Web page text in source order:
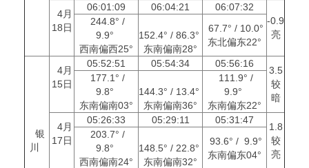
4月
18日
06:01:09 06:04:21
06:07:32
-0.9
亮
244.8° /
9.9°
西南偏西25°
152.4° / 86.3°
东南偏南28°
67.7° / 10.0°
东北偏东22°
银
川
4月
15日
05:52:51 05:54:34 05:56:16
3.5
较
暗
177.1° /
9.8°
东南偏南03°
144.3° / 13.4°
东南偏南36°
111.9° /
9.9°
东南偏东22°
4月
17日
05:26:33 05:29:11 05:31:47
1.8
较
亮
203.7° /
9.8°
西南偏南24°
148.5° / 22.8°
东南偏南32°
93.6° / 9.9°
东南偏东04°